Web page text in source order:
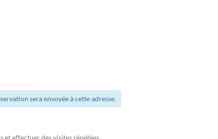
sera envoyée à cette adresse.
et effectuer des visites répétées.